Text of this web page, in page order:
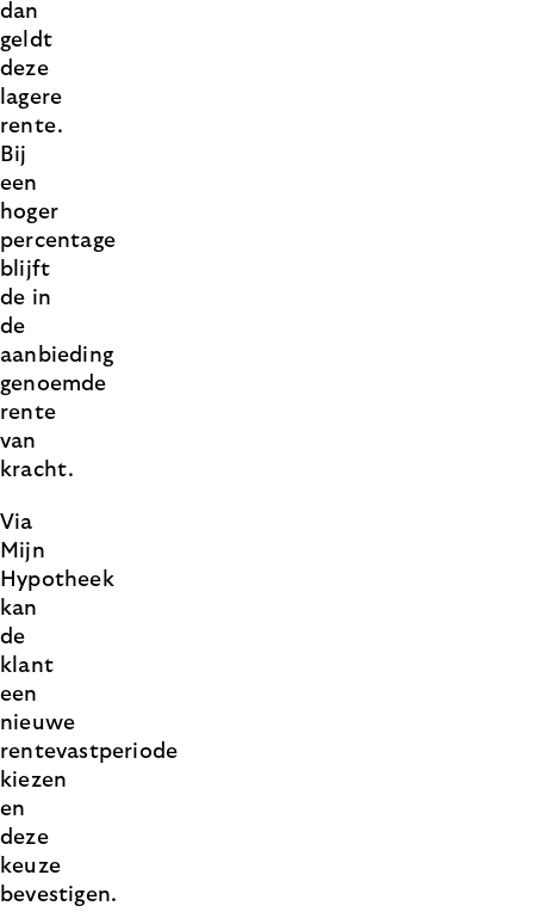
dan
geldt
deze
lagere
rente.
Bij
een
hoger
percentage
blijft
de in
de
aanbieding
genoemde
rente
van
kracht.
Via
Mijn
Hypotheek
kan
de
klant
een
nieuwe
rentevastperiode
kiezen
en
deze
keuze
bevestigen.